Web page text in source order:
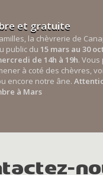
et gratuite
la chèvrerie de
public du 15 mars au 30
de 14h à 19h.
à coté des chèvres,
encore notre âne.
à Mars